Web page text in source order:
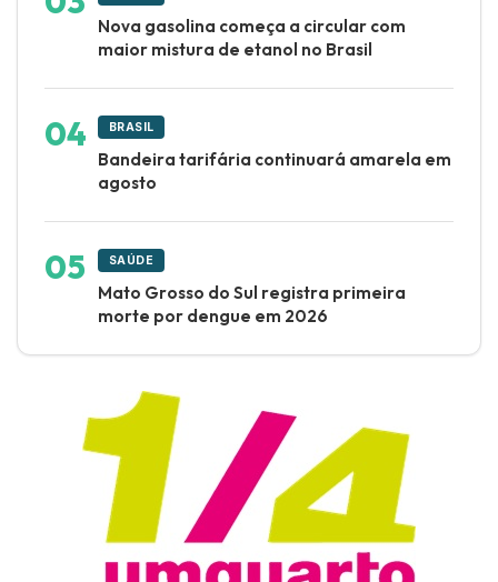
Nova gasolina começa a circular com
maior mistura de etanol no Brasil
BRASIL
Bandeira tarifária continuará amarela em
agosto
SAÚDE
Mato Grosso do Sul registra primeira
morte por dengue em 2026